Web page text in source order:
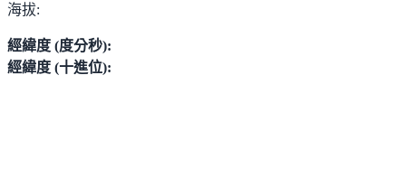
海拔:
經緯度 (度分秒):
經緯度 (十進位):